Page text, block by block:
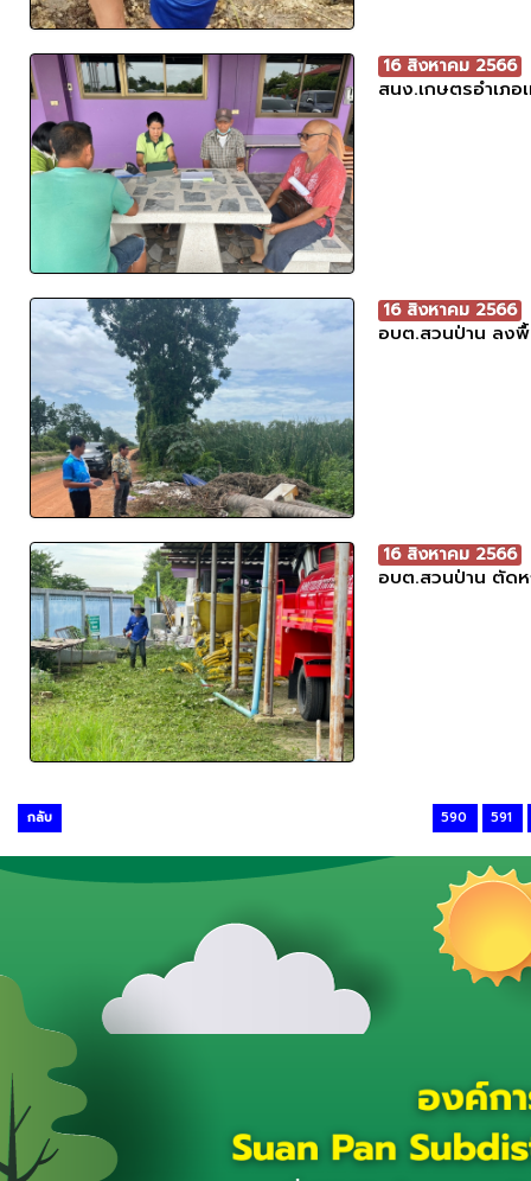
16 สิงหาคม 2566
สนง.เกษตรอำเภ
16 สิงหาคม 2566
อบต.สวนป่าน ลง
16 สิงหาคม 2566
อบต.สวนป่าน ตัด
กลับ 590 591